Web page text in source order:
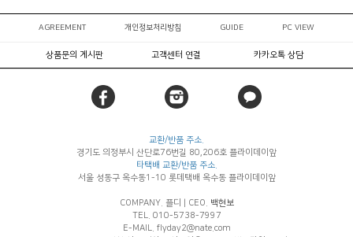
AGREEMENT 개인정보처리방침 GUIDE PC VIEW
상품문의 게시판 고객센터 연결 카카오톡 상담
교환/반품 주소.
경기도 의정부시 산단로76번길 80,206호 플라이데이앞
타택배 교환/반품 주소.
서울 성동구 옥수동1-10 롯데택배 옥수동 플라이데이앞
COMPANY. 플디 CEO.
백현보
TEL. 010-5738-7997
E-MAIL. flyday2@nate.com